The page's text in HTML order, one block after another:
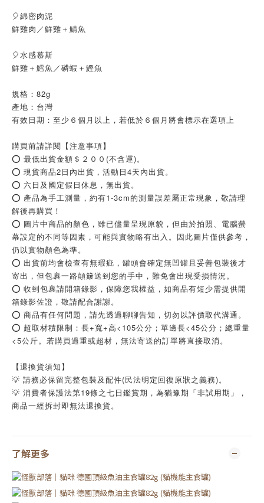
🎈綿密肉泥
鮮雞肉／鮮雞＋鯖魚
🎈水感慕斯
鮮雞＋鱈魚／磷蝦＋鰹魚
規格：82g
產地：台灣
有效日期：至少６個月以上，若低於６個月將會標示在選項上
購買前請詳閱【注意事項】
⭕ 最低出貨金額＄２００(不含運)。
⭕ 現貨商品2日內出貨，活動日4天內出貨。
⭕ 六日及國定假日休息，無出貨。
⭕ 產品為手工測量，約有1-3cm的測量誤差屬正常現象，敬請理
解後再購買！
⭕ 圖片中商品的顏色，雖已儘量呈現原貌，但由於拍照、電腦螢
幕設定的不同等因素，可能與實物略有出入。因此圖片僅供參考，
仍以實物顏色為準。
⭕ 出貨前均會檢查有無瑕疵，罐頭會確定無凹罐且妥善包裝後才
寄出，但包裹一路顛簸送到您的手中，難免會出現受損情況。
⭕ 收到包裹請開箱錄影，保障您我權益，如商品有短少需提供開
箱錄影佐證，敬請配合謝謝。
⭕ 商品有任何問題，請先透過聊聊告知，切勿以評價取代溝通。
⭕ 超取材積限制：長+寬+高<105公分；單邊長<45公分；總重量
<5公斤。若購買過重或超材，無法寄送的訂單將直接取消。
【退換貨須知】
💡 請務必保留完整包裝及配件(民法明定回復原狀之義務)。
💡 消費者保護法第19條之七日鑑賞期，為猶豫期「非試用期」，
商品一經拆封即無法退換貨。
了解更多